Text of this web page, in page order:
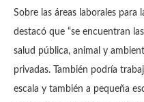
Sobre las áreas laborales para
destacó que “se encuentran
salud pública, animal y
privadas. También podría
escala y también a pequeña